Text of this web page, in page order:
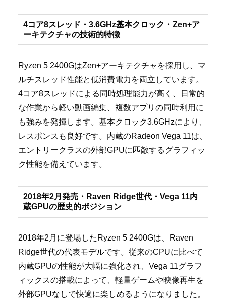
4コア8スレッド・3.6GHz基本クロック・Zen+ア
ーキテクチャの技術的特徴
Ryzen 5 2400GはZen+アーキテクチャを採用し、マ
ルチスレッド性能と低消費電力を両立しています。
4コア8スレッドによる同時処理能力が高く、日常的
な作業から軽い動画編集、複数アプリの同時利用に
も強みを発揮します。基本クロック3.6GHzにより、
レスポンスも良好です。内蔵のRadeon Vega 11は、
エントリークラスの外部GPUに匹敵するグラフィッ
ク性能を備えています。
2018年2月発売・Raven Ridge世代・Vega 11内
蔵GPUの歴史的ポジション
2018年2月に登場したRyzen 5 2400Gは、Raven
Ridge世代の代表モデルです。従来のCPUに比べて
内蔵GPUの性能が大幅に強化され、Vega 11グラフ
ィックスの搭載によって、軽量ゲームや映像再生を
外部GPUなしで快適に楽しめるようになりました。